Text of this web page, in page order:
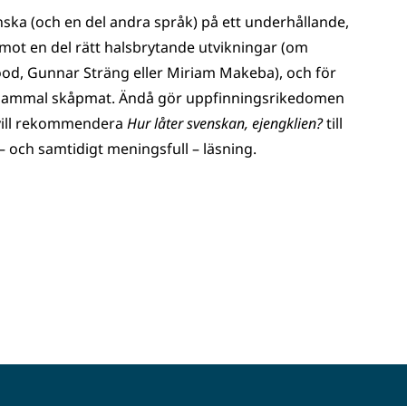
(och en del andra språk) på ett underhållande,
en del rätt halsbrytande utvikningar (om
Gunnar Sträng eller Miriam Makeba), och för
skåpmat. Ändå gör uppfinningsrikedomen
rekommendera Hur låter svenskan, ejengklien?till
och samtidigt meningsfull – läsning.